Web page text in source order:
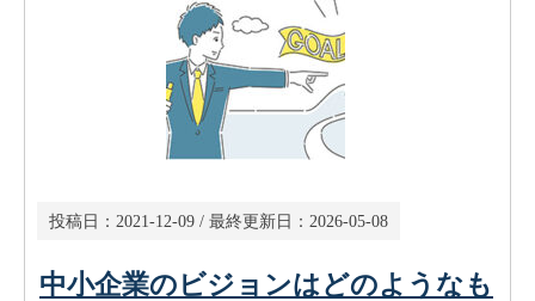
投稿日： 2021-12-09 / 最終更新日： 2026-05-08
中小企業のビジョンはどのようなも